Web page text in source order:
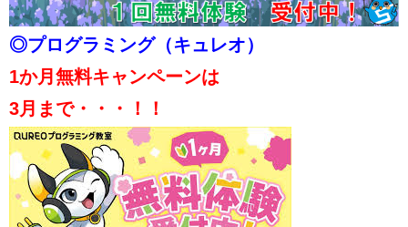
◎プログラミング（キュレオ）
1か月無料キャンペーンは
3月まで・・・！！